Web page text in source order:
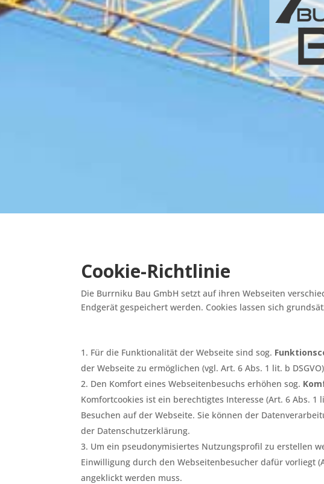
Cookie-Richtlinie
Die Burrniku Bau GmbH setzt auf ihren Webseiten
Endgerät gespeichert werden. Cookies lassen sich
Für die Funktionalität der Webseite sind sog.
der Webseite zu ermöglichen (vgl. Art. 6 Abs. 1 lit. b
Den Komfort eines Webseitenbesuchs erhöhen sog.
Komfortcookies ist ein berechtigtes Interesse (Art. 6 Abs.
Besuchen auf der Webseite. Sie können der
der Datenschutzerklärung.
Um ein pseudonymisiertes Nutzungsprofil zu erstellen
Einwilligung durch den Webseitenbesucher dafür vorliegt
angeklickt werden muss.